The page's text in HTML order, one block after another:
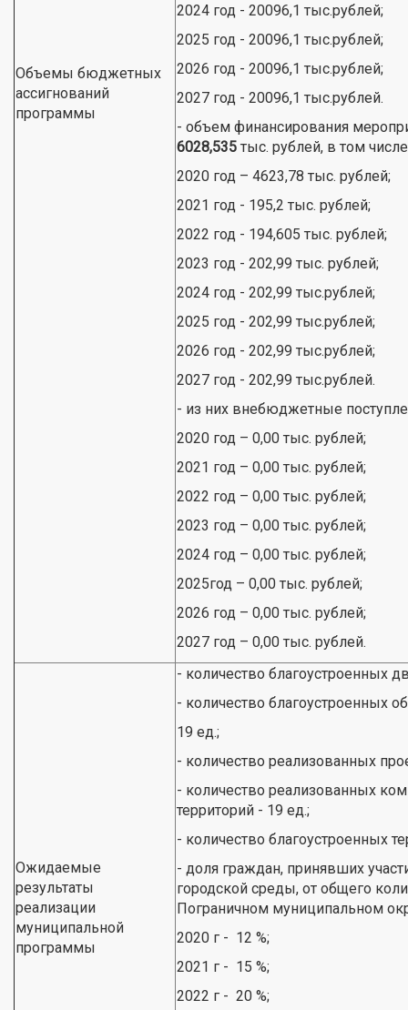
Объемы бюджетных
ассигнований
программы
2024 год - 20096,1 тыс.рублей;
2025 год - 20096,1 тыс.рублей;
2026 год - 20096,1 тыс.рублей;
2027 год - 20096,1 тыс.рублей.
- объем финансирования
6028,535 тыс. рублей, в том
2020 год – 4623,78 тыс. рублей;
2021 год - 195,2 тыс. рублей;
2022 год - 194,605 тыс. рублей;
2023 год - 202,99 тыс. рублей;
2024 год - 202,99 тыс.рублей;
2025 год - 202,99 тыс.рублей;
2026 год - 202,99 тыс.рублей;
2027 год - 202,99 тыс.рублей.
- из них внебюджетные
2020 год – 0,00 тыс. рублей;
2021 год – 0,00 тыс. рублей;
2022 год – 0,00 тыс. рублей;
2023 год – 0,00 тыс. рублей;
2024 год – 0,00 тыс. рублей;
2025год – 0,00 тыс. рублей;
2026 год – 0,00 тыс. рублей;
2027 год – 0,00 тыс. рублей.
Ожидаемые
результаты
реализации
муниципальной
программы
- количество благоустроенных
- количество благоустроенных
19 ед.;
- количество реализованных
- количество реализованных
территорий - 19 ед.;
- количество благоустроенных
- доля граждан, принявших
городской среды, от общего
Пограничном муниципальном
2020 г - 12 %;
2021 г - 15 %;
2022 г - 20 %;